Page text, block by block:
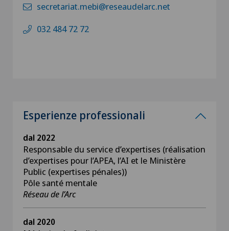
secretariat.mebi@reseaudelarc.net
032 484 72 72
Esperienze professionali
dal 2022
Responsable du service d’expertises (réalisation
d’expertises pour l’APEA, l’AI et le Ministère
Public (expertises pénales))
Pôle santé mentale
Réseau de l’Arc
dal 2020